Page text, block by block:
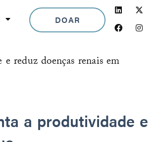
DOAR
Linkedin
Facebook
reduz doenças renais em
a produtividade e